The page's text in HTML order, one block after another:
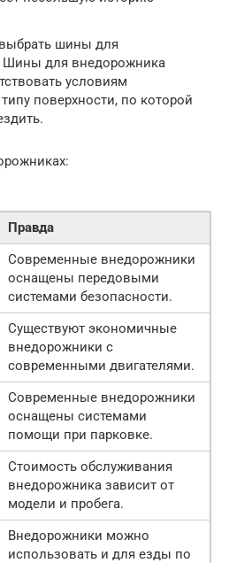
шины для
Шины для внедорожника
условиям
поверхности, по которой
Правда
Современные внедорожники
оснащены передовыми
системами безопасности.
Существуют экономичные
внедорожники с
современными двигателями.
Современные внедорожники
оснащены системами
помощи при парковке.
Стоимость обслуживания
внедорожника зависит от
модели и пробега.
Внедорожники можно
использовать и для езды по